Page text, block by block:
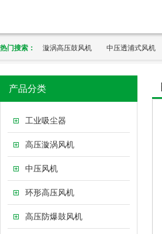
热门搜索： 漩涡高压鼓风机 中压透浦式风机
产品分类
工业吸尘器
高压漩涡风机
中压风机
环形高压风机
高压防爆鼓风机